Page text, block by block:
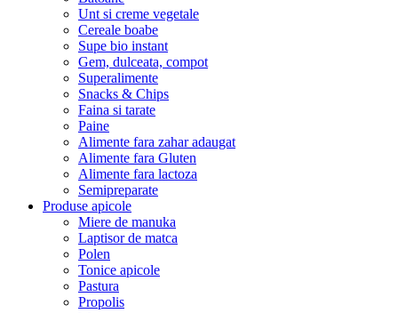
Unt si creme vegetale
Cereale boabe
Supe bio instant
Gem, dulceata, compot
Superalimente
Snacks & Chips
Faina si tarate
Paine
Alimente fara zahar adaugat
Alimente fara Gluten
Alimente fara lactoza
Semipreparate
Produse apicole
Miere de manuka
Laptisor de matca
Polen
Tonice apicole
Pastura
Propolis